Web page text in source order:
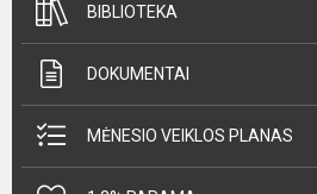
BIBLIOTEKA
DOKUMENTAI
MĖNESIO VEIKLOS PLANAS